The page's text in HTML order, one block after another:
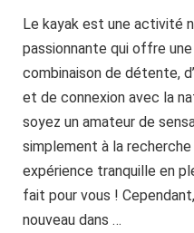
Le kayak est une activité
passionnante qui offre
combinaison de détente,
et de connexion avec la
soyez un amateur de
simplement à la recherche
expérience tranquille en
fait pour vous !
nouveau dans …